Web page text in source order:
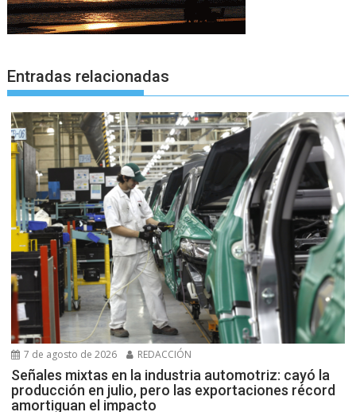
Entradas relacionadas
7 de agosto de 2026 REDACCIÓN
Señales mixtas en la industria automotriz: cayó la
producción en julio, pero las exportaciones récord
amortiguan el impacto